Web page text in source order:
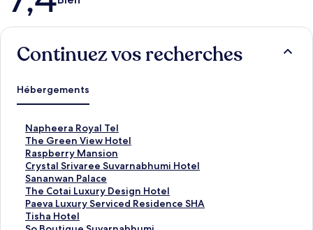
Continuez vos recherches
Hébergements
Napheera Royal Tel
L
i
e
n
o
u
v
r
The Green View Hotel
L
i
e
n
o
u
v
Raspberry Mansion
L
i
e
n
o
u
Crystal Srivaree Suvarnabhumi Hotel
L
i
e
n
o
Sananwan Palace
L
i
e
n
The Cotai Luxury Design Hotel
L
i
e
Paeva Luxury Serviced Residence SHA
L
iTisha Hotel
L